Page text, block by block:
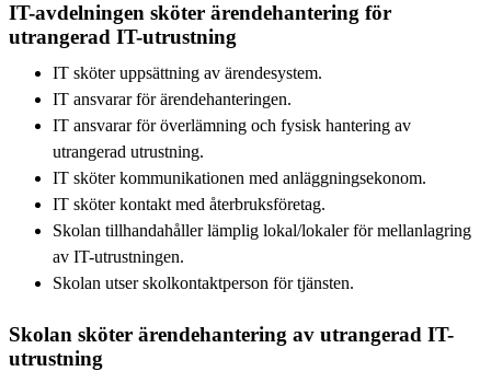
IT-avdelningen sköter ärendehantering för
utrangerad IT-utrustning
IT sköter uppsättning av ärendesystem.
IT ansvarar för ärendehanteringen.
IT ansvarar för överlämning och fysisk hantering av
utrangerad utrustning.
IT sköter kommunikationen med anläggningsekonom.
IT sköter kontakt med återbruksföretag.
Skolan tillhandahåller lämplig lokal/lokaler för mellanlagring
av IT-utrustningen.
Skolan utser skolkontaktperson för tjänsten.
Skolan sköter ärendehantering av utrangerad IT-
utrustning